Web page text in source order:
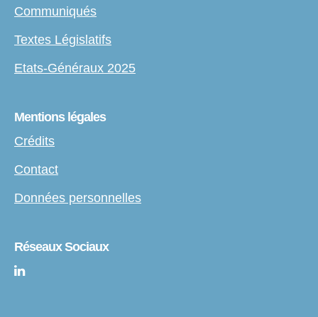
Communiqués
Textes Législatifs
Etats-Généraux 2025
Mentions légales
Crédits
Contact
Données personnelles
Réseaux Sociaux